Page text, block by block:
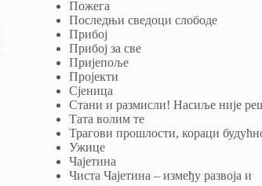
Пожега
Последњи сведоци слободе
Прибој
Прибој за све
Пријепоље
Пројекти
Сјеница
Стани и размисли! Насиље није
Тата волим те
Трагови прошлости, кораци
Ужице
Чајетина
Чиста Чајетина – између развоја и